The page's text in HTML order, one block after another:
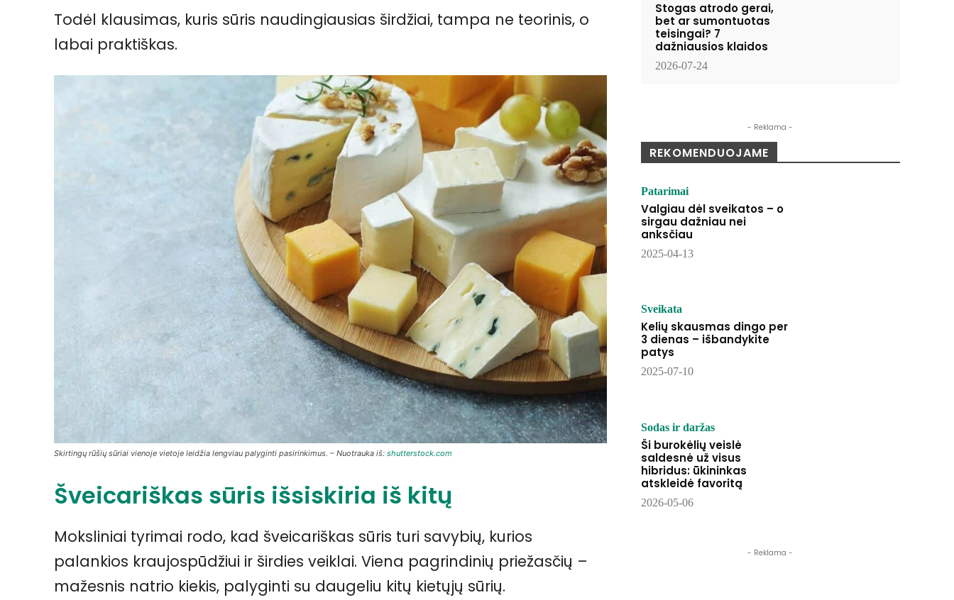
Todėl klausimas, kuris sūris naudingiausias širdžiai, tampa ne teorinis, o
labai praktiškas.
Skirtingų rūšių sūriai vienoje vietoje leidžia lengviau palyginti pasirinkimus. – Nuotrauka iš: shutterstock.com
Šveicariškas sūris išsiskiria iš kitų
Moksliniai tyrimai rodo, kad šveicariškas sūris turi savybių, kurios
palankios kraujospūdžiui ir širdies veiklai. Viena pagrindinių priežasčių –
mažesnis natrio kiekis, palyginti su daugeliu kitų kietųjų sūrių.
Stogas atrodo gerai,
bet ar sumontuotas
teisingai? 7
dažniausios klaidos
2026-07-24
- Reklama -
REKOMENDUOJAME
Patarimai
Valgiau dėl sveikatos – o
sirgau dažniau nei
anksčiau
2025-04-13
Sveikata
Kelių skausmas dingo per
3 dienas – išbandykite
patys
2025-07-10
Sodas ir daržas
Ši burokėlių veislė
saldesnė už visus
hibridus: ūkininkas
atskleidė favoritą
2026-05-06
- Reklama -